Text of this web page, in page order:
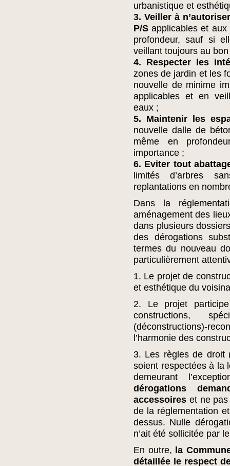
urbanistique et
3. Veiller à
P/S applicables et
profondeur, sauf si
veillant toujours au
4. Respecter les
zones de jardin et les
nouvelle de minime
applicables et en
eaux ;
5. Maintenir les
nouvelle dalle de
même en
importance ;
6. Eviter tout
limités d’arbres
replantations en
Dans la
aménagement des
dans plusieurs
des dérogations
termes du nouveau
particulièrement
1. Le projet de
et esthétique du
2. Le projet
constructions,
(déconstructions)-
l’harmonie des
3. Les règles de droit
soient respectées à la
demeurant
dérogations
accessoires et ne
de la réglementation
dessus. Nulle
n’ait été sollicitée par
En outre, la
détaillée le respect